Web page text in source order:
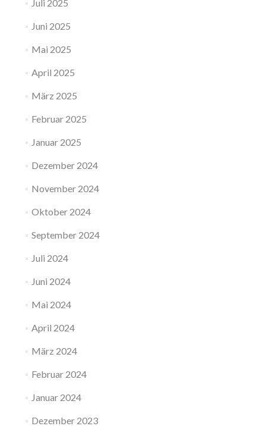
Juli 2025
Juni 2025
Mai 2025
April 2025
März 2025
Februar 2025
Januar 2025
Dezember 2024
November 2024
Oktober 2024
September 2024
Juli 2024
Juni 2024
Mai 2024
April 2024
März 2024
Februar 2024
Januar 2024
Dezember 2023